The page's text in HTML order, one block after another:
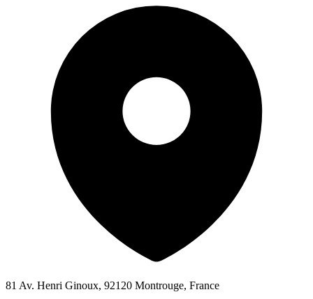
81 Av. Henri Ginoux, 92120 Montrouge, France